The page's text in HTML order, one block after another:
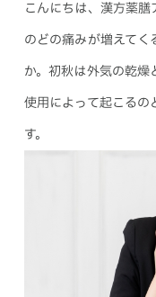
こんにちは、漢方薬膳
のどの痛みが増えてく
か。初秋は外気の乾燥
使用によって起こるの
す。